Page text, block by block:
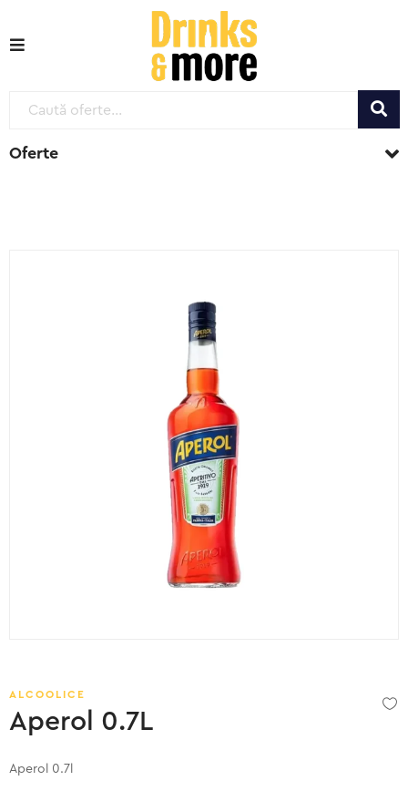
Oferte
ALCOOLICE
Aperol 0.7L
Aperol 0.7l